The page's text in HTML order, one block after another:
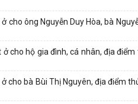
ông Nguyễn Duy Hòa, bà
cho hộ gia đình, cá nhân, địa
cho bà Bùi Thị Nguyên, địa điểm